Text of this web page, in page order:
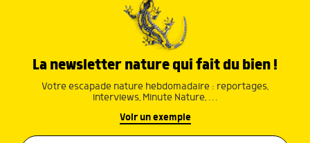
La newsletter nature qui fait du bien !
Votre escapade nature hebdomadaire : reportages,
interviews, Minute Nature, …
Voir un exemple